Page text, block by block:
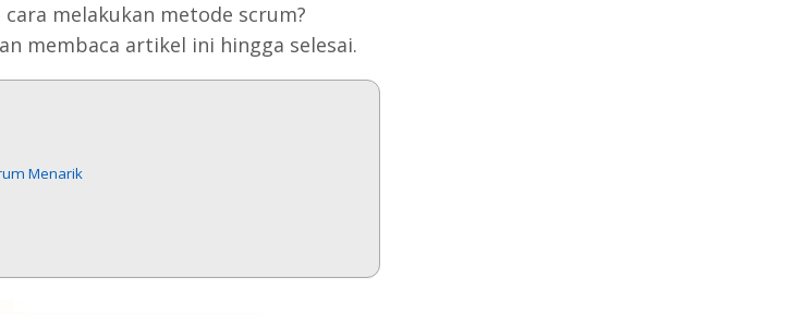
melakukan metode scrum?
membaca artikel ini hingga selesai.
Menarik